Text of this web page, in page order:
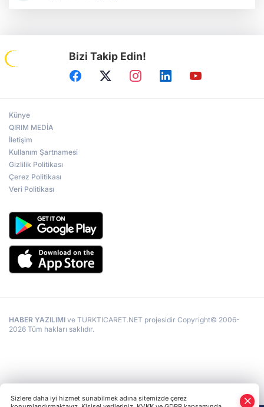
Bizi Takip Edin!
Künye
QIRIM MEDİA
İletişim
Kullanım Şartnamesi
Gizlilik Politikası
Çerez Politikası
Veri Politikası
HABER YAZILIMI ve TURKTICARET.NET projesidir Copyright© 2006-
2026 Tüm hakları saklıdır.
Sizlere daha iyi hizmet sunabilmek adına sitemizde çerez